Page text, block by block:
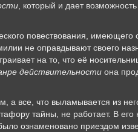
, который и дает
повествования,
не оправдывают своего
на то, что её
действительности она
а все, что выламывается из
тайны, не работает. В
ознаменовано приездом